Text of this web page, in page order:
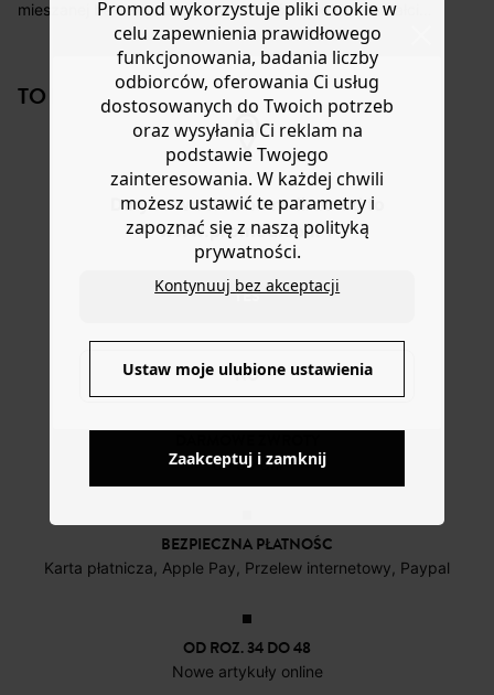
Do you want to be redirected to
www.promod.com ?
YES
NO
koszt przesyłki wynosi 9,40 zł.
i od daty otrzymania produktów na ich zwrot
Pomoc
mieszanej bawełny. Dopasowany krój. Dekolt w kształcie
litery V. Zapięcie na guziki. Krótkie rękawy. Faliste
brzegi, ścieg burdonowy. Lekko zaokrąglony dół. Ta
bluzka damska zawiera bawełnę pochodzącą z
ekologicznych upraw , uprawianą bez pestycydów,
nawozów chemicznych i GMO w celu zachowania
bioróżnorodności.
TO NA PEWNO CI SIĘ SPODOBA!
DOSTAWA DO PACZKOMATÓW
4 do 6 dni roboczych
do 30 dni
BEZPIECZNA PŁATNOŚC
Karta płatnicza, Apple Pay, Przelew internetowy, Paypal
OD ROZ. 34 DO 48
Nowe artykuły online
Promod wykorzystuje pliki cookie w
celu zapewnienia prawidłowego
funkcjonowania, badania liczby
odbiorców, oferowania Ci usług
dostosowanych do Twoich potrzeb
oraz wysyłania Ci reklam na
podstawie Twojego
zainteresowania. W każdej chwili
możesz ustawić te parametry i
zapoznać się z naszą polityką
prywatności.
Kontynuuj bez akceptacji
Ustaw moje ulubione ustawienia
Zaakceptuj i zamknij